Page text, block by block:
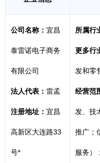
公司名称： 宜昌
泰雷诺电子商务
有限公司
法人代表： 雷孟
注册地址： 宜昌
高新区大连路33
号*
所属行
更多行
发和零
经营范
发、技
推广；
服务）